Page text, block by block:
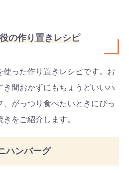
の作り置きレシピ
った作り置きレシピです。お
間おかずにもちょうどいいハ
、がっつり食べたいときにぴっ
をご紹介します。
ハンバーグ